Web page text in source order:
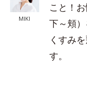
MIKI
こと！
下～頬）
くすみ
す。